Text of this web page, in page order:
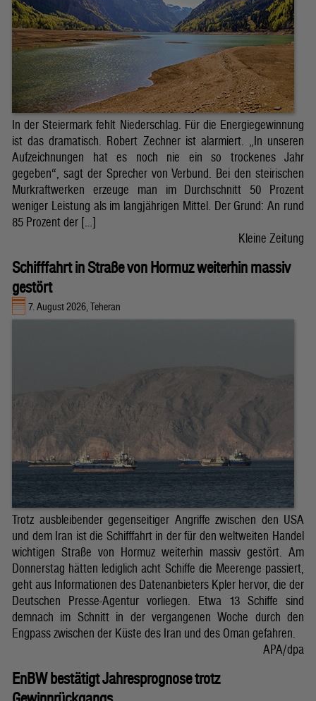
In der Steiermark fehlt Niederschlag. Für die Energiegewinnung
ist das dramatisch. Robert Zechner ist alarmiert. „In unseren
Aufzeichnungen hat es noch nie ein so trockenes Jahr
gegeben“, sagt der Sprecher von Verbund. Bei den steirischen
Murkraftwerken erzeuge man im Durchschnitt 50 Prozent
weniger Leistung als im langjährigen Mittel. Der Grund: An rund
85 Prozent der […]
Kleine Zeitung
Schifffahrt in Straße von Hormuz weiterhin massiv
gestört
7. August 2026, Teheran
Trotz ausbleibender gegenseitiger Angriffe zwischen den USA
und dem Iran ist die Schifffahrt in der für den weltweiten Handel
wichtigen Straße von Hormuz weiterhin massiv gestört. Am
Donnerstag hätten lediglich acht Schiffe die Meerenge passiert,
geht aus Informationen des Datenanbieters Kpler hervor, die der
Deutschen Presse-Agentur vorliegen. Etwa 13 Schiffe sind
demnach im Schnitt in der vergangenen Woche durch den
Engpass zwischen der Küste des Iran und des Oman gefahren.
APA/dpa
EnBW bestätigt Jahresprognose trotz